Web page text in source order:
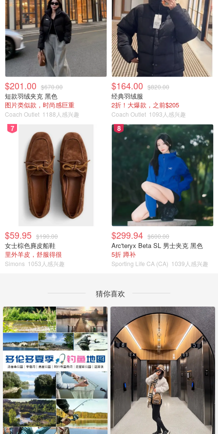
$201.00 $670.00
短款羽绒夹克 黑色
图片类似款，时尚感巨重
Coach Outlet 1188人感兴趣
$164.00 $820.00
经典羽绒服
2折！大爆款，之前$205
Coach Outlet 1093人感兴趣
7
$59.95 $190.00
女士棕色麂皮船鞋
里外羊皮，舒服得很
Simons 1053人感兴趣
8
$299.94 $600.00
Arc'teryx Beta SL 男士夹克 黑色
5折 蹲补
Sporting Life CA (CA) 1039人感兴趣
猜你喜欢